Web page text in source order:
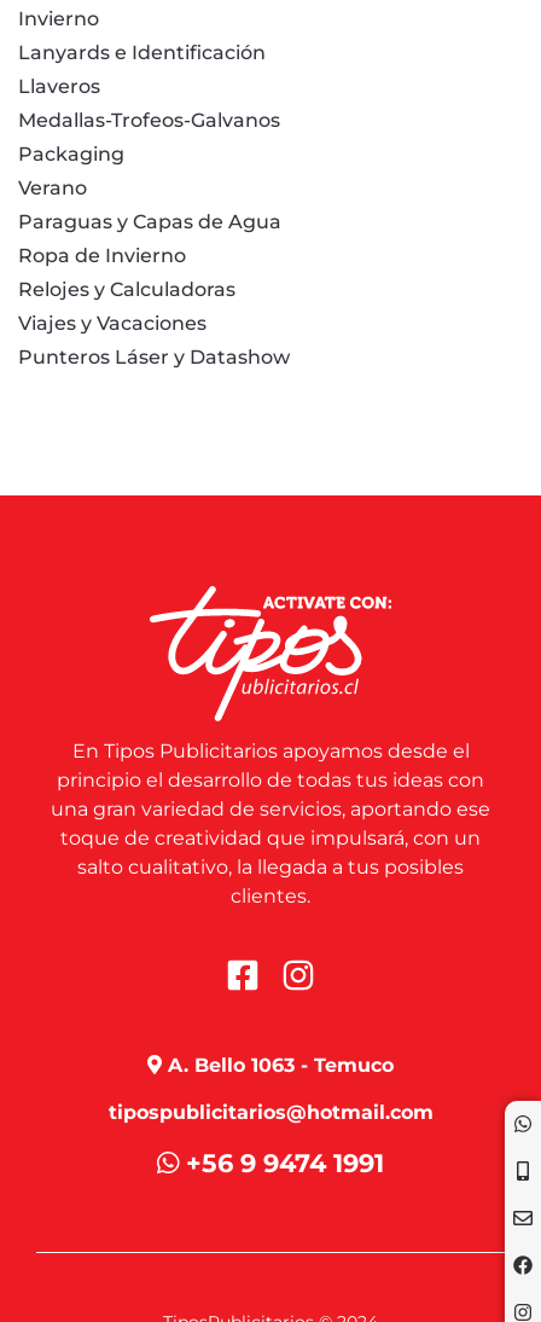
Invierno
Lanyards e Identificación
Llaveros
Medallas-Trofeos-Galvanos
Packaging
Verano
Paraguas y Capas de Agua
Ropa de Invierno
Relojes y Calculadoras
Viajes y Vacaciones
Punteros Láser y Datashow
En Tipos Publicitarios apoyamos desde el
principio el desarrollo de todas tus ideas con
una gran variedad de servicios, aportando ese
toque de creatividad que impulsará, con un
salto cualitativo, la llegada a tus posibles
clientes.
A. Bello 1063 - Temuco
tipospublicitarios@hotmail.com
+56 9 9474 1991